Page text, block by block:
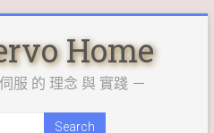
Home
理念 與 實踐 －